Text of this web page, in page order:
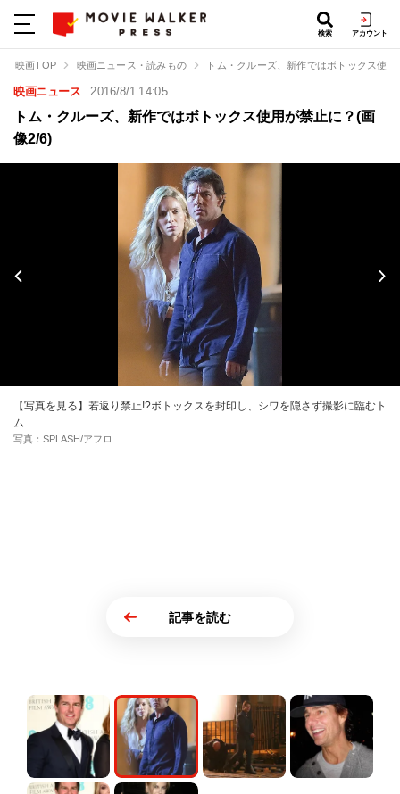
検索 アカウント
映画TOP 映画ニュース・読みもの トム・クルーズ、新作ではボトックス使
映画ニュース 2016/8/1 14:05
トム・クルーズ、新作ではボトックス使用が禁止に？(画
像2/6)
【写真を見る】若返り禁止!?ボトックスを封印し、シワを隠さず撮影に臨むト
ム
写真：SPLASH/アフロ
記事を読む